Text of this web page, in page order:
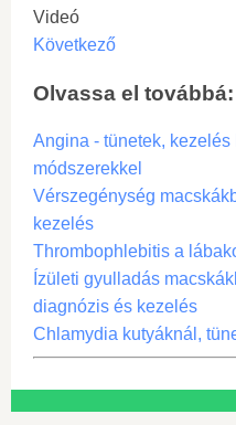
Videó
Következő
Olvassa el továbbá:
Angina - tünetek,
módszerekkel
Vérszegénység
kezelés
Thrombophlebitis a
Ízületi gyulladás
diagnózis és kezelés
Chlamydia kutyáknál,